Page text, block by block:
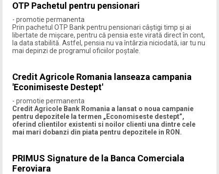
OTP Pachetul pentru pensionari
- promotie permanenta
Prin pachetul OTP Bank pentru pensionari câștigi timp şi ai
libertate de mişcare, pentru că pensia este virată direct în cont,
la data stabilită. Astfel, pensia nu va întârzia niciodată, iar tu nu
mai depinzi de programul oficiilor poştale.
Credit Agricole Romania lanseaza campania
'Econimiseste Destept'
- promotie permanenta
Credit Agricole Bank Romania a lansat o noua campanie
pentru depozitele la termen „Economiseste destept”,
oferind clientilor existenti si noilor clienti una dintre cele
mai mari dobanzi din piata pentru depozitele in RON.
PRIMUS Signature de la Banca Comerciala
Feroviara